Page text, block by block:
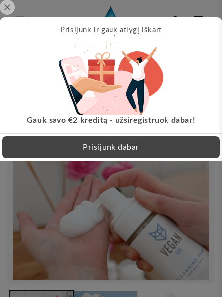
Pereikite
prie
turinio
Nemokamas pristatymas nuo 30 EUR!
žiniasklaida
Prisijunk ir gauk atlygį iškart
Gauk savo €2 kreditą - užsiregistruok dabar!
Prisijunk dabar